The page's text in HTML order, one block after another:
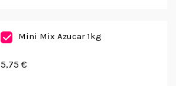
Mini Mix Azucar 1kg
5,75 €